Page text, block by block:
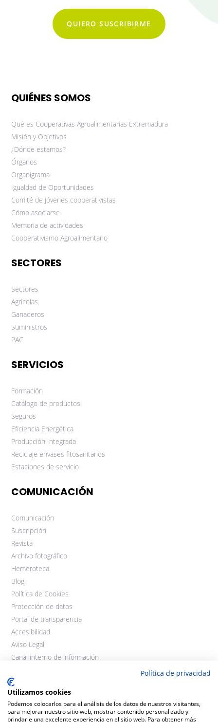
QUIERO SUSCRIBIRME
QUIÉNES SOMOS
Qué es Cooperativas Agroalimentarias Extremadura
Misión y Objetivos
¿Dónde estamos?
Órganos
Organigrama
Igualdad de Oportunidades
Comité de jóvenes cooperativistas
Cómo asociarse
Memoria de actividades
Cooperativismo Agroalimentario
SECTORES
Sectores
Agrícolas
Ganaderos
Suministros
PAC
SERVICIOS
Formación
Catálogo de productos
Seguros
Eficiencia Energética
Producción Integrada
Reciclaje envases fitosanitarios
Estaciones de servicio
COMUNICACIÓN
Comunicación
Suscripción
Revista
Archivo fotográfico
Hemeroteca
Blog
Política de Cookies
Protección de datos
Portal de transparencia
Accesibilidad
Aviso Legal
Canal interno de información
Política de privacidad
Utilizamos cookies
Podemos colocarlos para el análisis de los datos de nuestros visitantes,
para mejorar nuestro sitio web, mostrar contenido personalizado y
brindarle una excelente experiencia en el sitio web. Para obtener más